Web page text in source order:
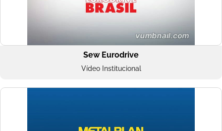
Sew Eurodrive
Vídeo Institucional